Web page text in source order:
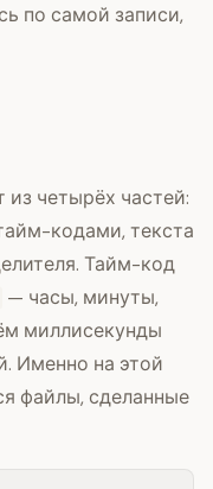
по самой записи,
из четырёх частей:
кодами, текста
Тайм-код
— часы, минуты,
миллисекунды
Именно на этой
файлы, сделанные